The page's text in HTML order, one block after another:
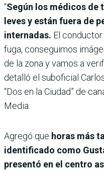
“Según los médicos de
leves y están fuera de
internadas. El
fuga, conseguimos
de la zona y vamos a
detalló el suboficial
“Dos en la Ciudad” de
Media.
Agregó que horas más
identificado como
presentó en el centro